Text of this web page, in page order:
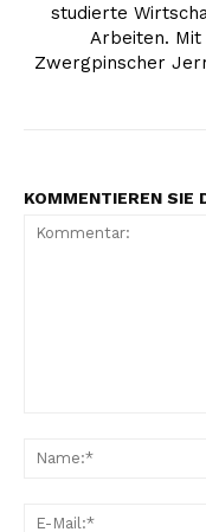
studierte
Arbeiten. Mit
Zwergpinscher
KOMMENTIEREN SIE